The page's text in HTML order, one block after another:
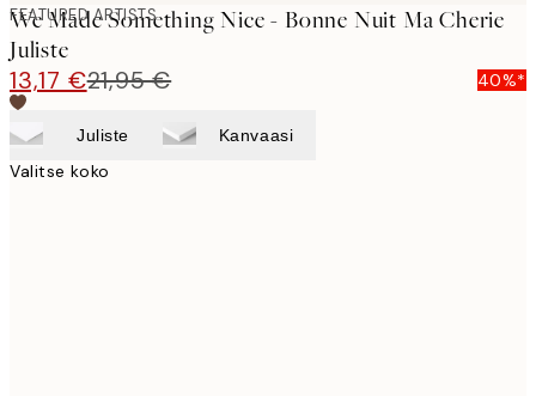
FEATURED ARTISTS
We Made Something Nice - Bonne Nuit Ma Cherie
Juliste
13,17 €21,95 € 40%*
Juliste Kanvaasi
Valitse koko